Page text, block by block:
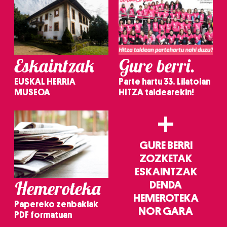
Eskaintzak
EUSKAL HERRIA
MUSEOA
Gure berri.
Parte hartu 33. Lilatoian
HITZA taldearekin!
Hemeroteka
Papereko zenbakiak
PDF formatuan
+
GURE BERRI
ZOZKETAK
ESKAINTZAK
DENDA
HEMEROTEKA
NOR GARA